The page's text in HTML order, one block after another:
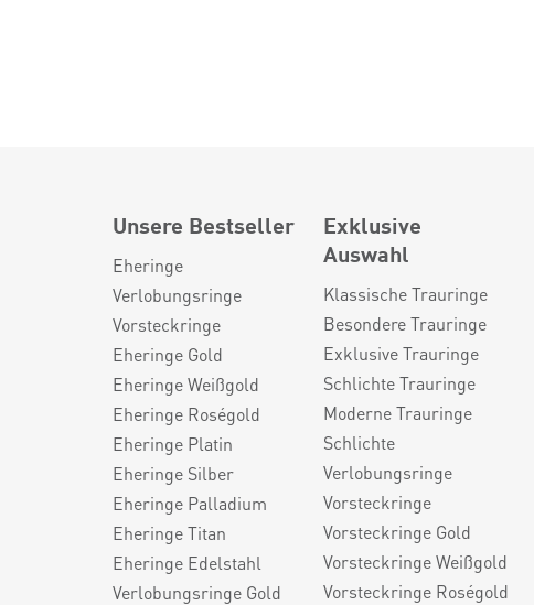
Unsere Bestseller
Eheringe
Verlobungsringe
Vorsteckringe
Eheringe Gold
Eheringe Weißgold
Eheringe Roségold
Eheringe Platin
Eheringe Silber
Eheringe Palladium
Eheringe Titan
Eheringe Edelstahl
Verlobungsringe Gold
Exklusive
Auswahl
Klassische Trauringe
Besondere Trauringe
Exklusive Trauringe
Schlichte Trauringe
Moderne Trauringe
Schlichte
Verlobungsringe
Vorsteckringe
Vorsteckringe Gold
Vorsteckringe Weißgold
Vorsteckringe Roségold